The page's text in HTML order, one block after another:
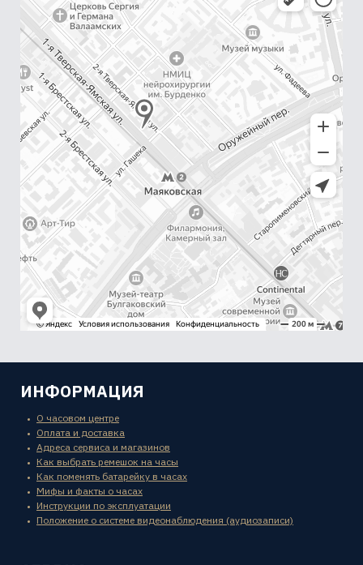
ИНФОРМАЦИЯ
О часовом центре
Оплата и доставка
Адреса сервиса и магазинов
Как выбрать ремешок на часы
Как поменять батарейку в часах
Мифы и факты о часах
Инструкции по эксплуатации
Положение о системе видеонаблюдения (аудиозаписи)